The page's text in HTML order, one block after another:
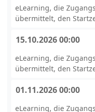
eLearning, die
übermittelt, den
15.10.2026 00:00
eLearning, die
übermittelt, den
01.11.2026 00:00
eLearning, die